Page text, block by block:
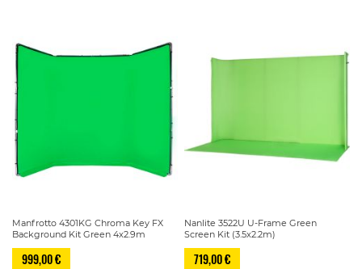
Manfrotto 4301KG Chroma Key FX
Background Kit Green 4x2.9m
999,00 €
Nanlite 3522U U-Frame Green
Screen Kit (3.5x2.2m)
719,00 €